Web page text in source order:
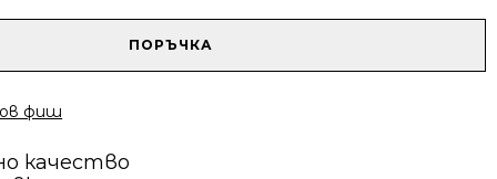
ПОРЪЧКА
фиш
качество